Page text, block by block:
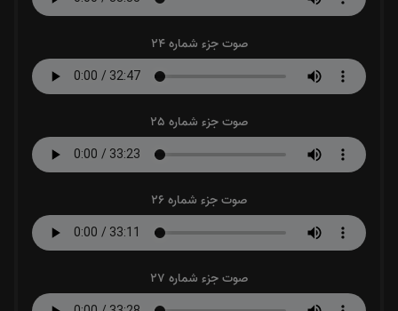
صوت جزء شماره 24
صوت جزء شماره 25
صوت جزء شماره 26
صوت جزء شماره 27